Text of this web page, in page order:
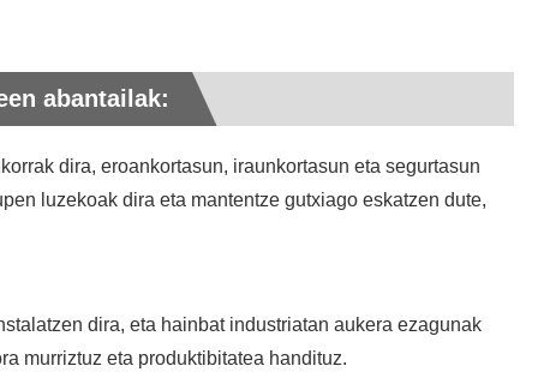
Eesti Keel
मराठी
abantailak:
dira, eroankortasun, iraunkortasun eta segurtasun
luzekoak dira eta mantentze gutxiago eskatzen dute,
dira, eta hainbat industriatan aukera ezagunak
murriztuz eta produktibitatea handituz.